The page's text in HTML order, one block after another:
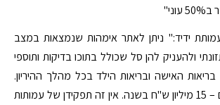
ידיד:" ניתן לאתר אימהות שנמצאות במצב
ולהעניק להן סל שכולל בתוכו בדיקות ותוספי
בריאות האישה ובריאות הילד בכל מהלך ההיריון.
העלות אינה בשמיים – 15 מיליון ש"ח בשנה. אין זה תפקידן של עמותות